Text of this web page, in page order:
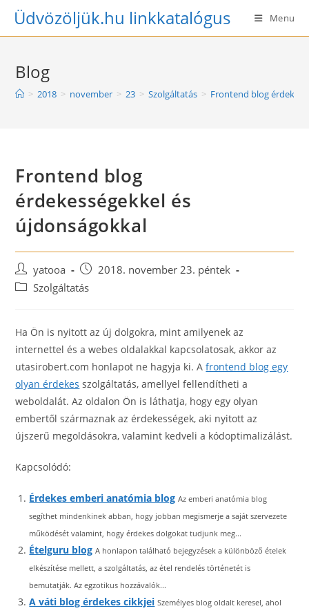
SkipÜdvözöljük.hu linkkatalógus Menu
Blog
> 2018 > november > 23 > Szolgáltatás > Frontend blog
Frontend blog
érdekességekkel és
újdonságokkal
Post
author:
yatooa
Post
published:
2018. november 23. péntek
PostSzolgáltatás
Ha Ön is nyitott az új dolgokra, mint amilyenek az
internettel és a webes oldalakkal kapcsolatosak, akkor az
utasirobert.com honlapot ne hagyja ki. Afrontend blog egy
olyan érdekes szolgáltatás, amellyel fellendítheti a
weboldalát. Az oldalon Ön is láthatja, hogy egy olyan
embertől származnak az érdekességek, aki nyitott az
újszerű megoldásokra, valamint kedveli a kódoptimalizálást.
Kapcsolódó:
Érdekes emberi anatómia blog Az emberi anatómia blog
segíthet mindenkinek abban, hogy jobban megismerje a saját szervezete
működését valamint, hogy érdekes dolgokat tudjunk meg...
Ételguru blog A honlapon található bejegyzések a különböző ételek
elkészítése mellett, a szolgáltatás, az étel rendelés történetét is
bemutatják. Az egzotikus hozzávalók...
A váti blog érdekes cikkjei Személyes blog oldalt keresel, ahol